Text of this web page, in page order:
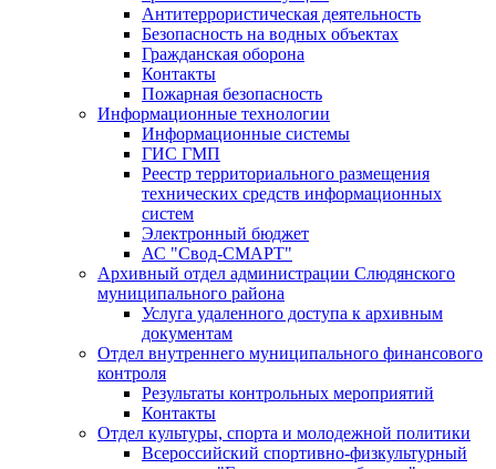
Антитеррористическая деятельность
Безопасность на водных объектах
Гражданская оборона
Контакты
Пожарная безопасность
Информационные технологии
Информационные системы
ГИС ГМП
Реестр территориального размещения
технических средств информационных
систем
Электронный бюджет
АС "Свод-СМАРТ"
Архивный отдел администрации Слюдянского
муниципального района
Услуга удаленного доступа к архивным
документам
Отдел внутреннего муниципального финансового
контроля
Результаты контрольных мероприятий
Контакты
Отдел культуры, спорта и молодежной политики
Всероссийский спортивно-физкультурный